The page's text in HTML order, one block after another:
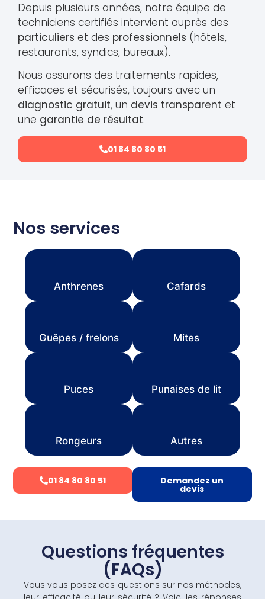
Depuis plusieurs années, notre équipe de
techniciens certifiés intervient auprès des
particuliers et des professionnels (hôtels,
restaurants, syndics, bureaux).
Nous assurons des traitements rapides,
efficaces et sécurisés, toujours avec un
diagnostic gratuit, un devis transparent et
une garantie de résultat.
01 84 80 80 51
Nos services
Anthrenes Cafards
Guêpes / frelons Mites
Puces Punaises de lit
Rongeurs Autres
01 84 80 80 51 Demandez un
devis
Questions fréquentes
(FAQs)
Vous vous posez des questions sur nos méthodes,